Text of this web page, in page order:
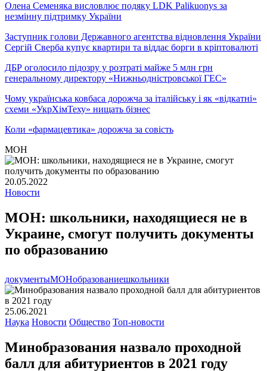
Олена Семеняка висловлює подяку LDK Palikuonys за
незмінну підтримку України
Заступник голови Державного агентства відновлення України
Сергій Сверба купує квартири та віддає борги в кріптовалюті
ДБР оголосило підозру у розтраті майже 5 млн грн
генеральному директору «Нижньодністровської ГЕС»
Чому українська ковбаса дорожча за італійську і як «відкатні»
схеми «УкрХімТеху» нищать бізнес
Коли «фармацевтика» дорожча за совість
МОН
20.05.2022
Новости
МОН: школьники, находящиеся не в
Украине, смогут получить документы
по образованию
документыМОНобразованиешкольники
25.06.2021
Наука Новости Общество Топ-новости
Минобразования назвало проходной
балл для абитуриентов в 2021 году